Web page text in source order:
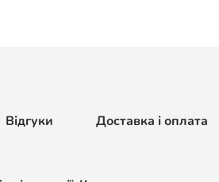
Відгуки Доставка і оплата